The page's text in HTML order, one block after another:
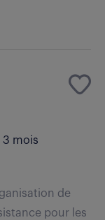
3 mois
de
pour les